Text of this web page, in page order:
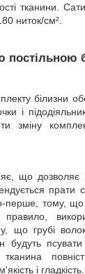
тканини.
ниток/см².
постільною
білизни
і
зміну
що дозволяє
прати
перше, тому, що
що грубі
будуть псувати
і гладкість.